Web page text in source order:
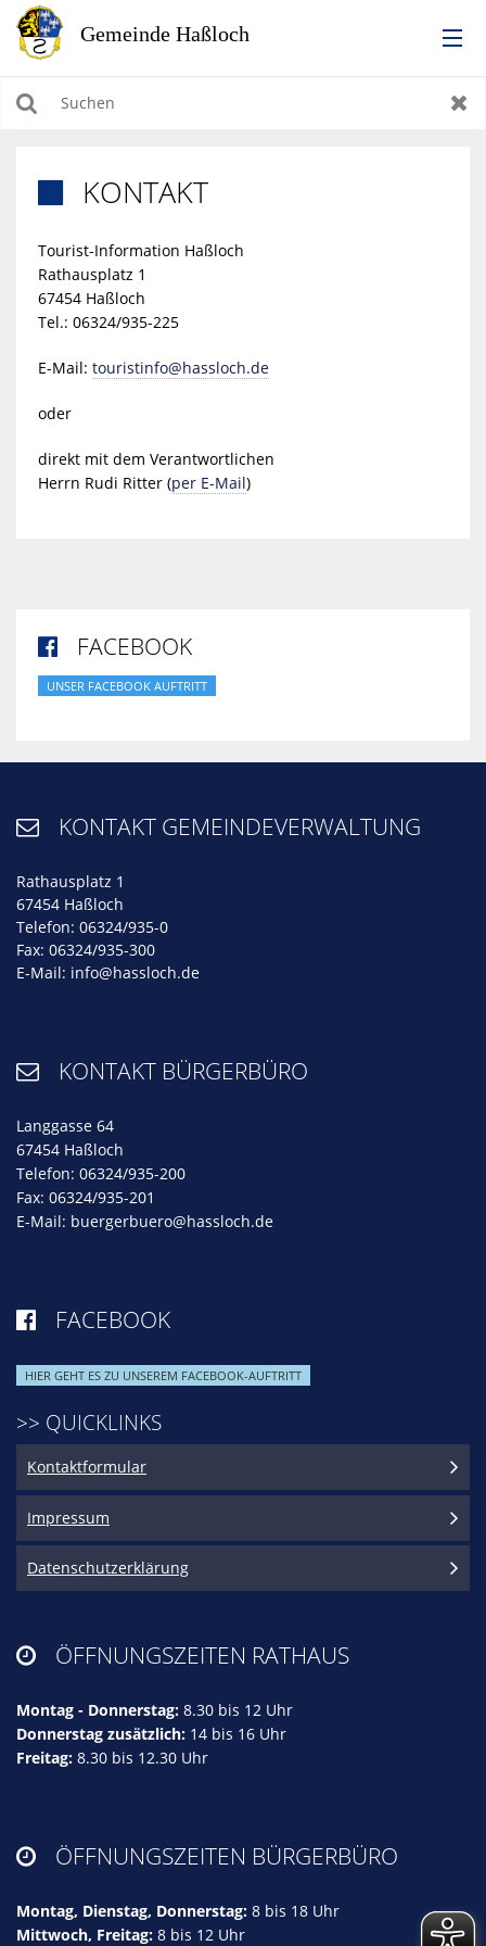
RATHAUS
WIRTSCHAFTEN, BAUEN, WOHNEN & UMWELT
TOURISMUS
KONTAKT
Tourist-Information Haßloch
Rathausplatz 1
67454 Haßloch
Tel.: 06324/935-225
E-Mail: touristinfo@hassloch.de
oder
direkt mit dem Verantwortlichen
Herrn Rudi Ritter (per E-Mail)
 FACEBOOK
UNSER FACEBOOK AUFTRITT
 KONTAKT GEMEINDEVERWALTUNG
Rathausplatz 1
67454 Haßloch
Telefon: 06324/935-0
Fax: 06324/935-300
E-Mail: info@hassloch.de
 KONTAKT BÜRGERBÜRO
Langgasse 64
67454 Haßloch
Telefon: 06324/935-200
Fax: 06324/935-201
E-Mail: buergerbuero@hassloch.de
 FACEBOOK
HIER GEHT ES ZU UNSEREM FACEBOOK-AUFTRITT
>> QUICKLINKS
Kontaktformular
Impressum
Datenschutzerklärung
 ÖFFNUNGSZEITEN RATHAUS
Montag - Donnerstag: 8.30 bis 12 Uhr
Donnerstag zusätzlich: 14 bis 16 Uhr
Freitag: 8.30 bis 12.30 Uhr
 ÖFFNUNGSZEITEN BÜRGERBÜRO
Montag, Dienstag, Donnerstag: 8 bis 18 Uhr
Mittwoch, Freitag: 8 bis 12 Uhr